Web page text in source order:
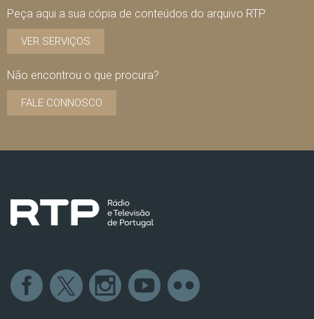
Peça aqui a sua cópia de conteúdos do arquivo RTP
VER SERVIÇOS
Não encontrou o que procura?
FALE CONNOSCO